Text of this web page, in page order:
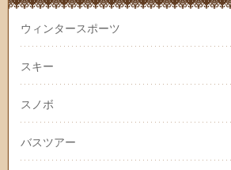
ウィンタースポーツ
スキー
スノボ
バスツアー